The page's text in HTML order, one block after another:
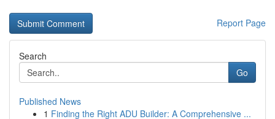
Report Page
Search
Go
Published News
1 Finding the Right ADU Builder: A Comprehensive ...